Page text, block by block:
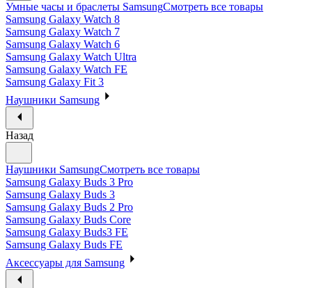
Умные часы и браслеты SamsungСмотреть все товары
Samsung Galaxy Watch 8
Samsung Galaxy Watch 7
Samsung Galaxy Watch 6
Samsung Galaxy Watch Ultra
Samsung Galaxy Watch FE
Samsung Galaxy Fit 3
Наушники Samsung
Назад
Наушники SamsungСмотреть все товары
Samsung Galaxy Buds 3 Pro
Samsung Galaxy Buds 3
Samsung Galaxy Buds 2 Pro
Samsung Galaxy Buds Core
Samsung Galaxy Buds3 FE
Samsung Galaxy Buds FE
Аксессуары для Samsung